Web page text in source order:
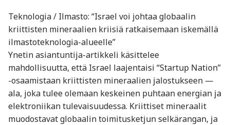
Teknologia / Ilmasto: “Israel voi johtaa globaalin
kriittisten mineraalien kriisiä ratkaisemaan iskemällä
ilmastoteknologia-alueelle”
Ynetin asiantuntija-artikkeli käsittelee
mahdollisuutta, että Israel laajentaisi “Startup Nation”
-osaamistaan kriittisten mineraalien jalostukseen —
ala, joka tulee olemaan keskeinen puhtaan energian ja
elektroniikan tulevaisuudessa. Kriittiset mineraalit
muodostavat globaalin toimitusketjun selkärangan, ja